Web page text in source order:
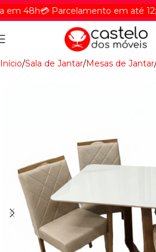
48h💳 Parcelamento em até 12x
Início Sala de Jantar Mesas de Jantar